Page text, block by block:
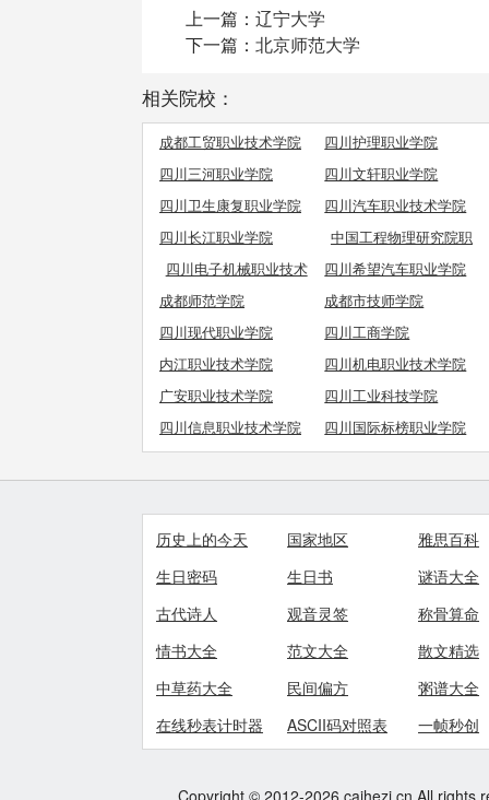
上一篇： 辽宁大学
下一篇： 北京师范大学
相关院校：
成都工贸职业技术学院
四川护理职业学院
四川三河职业学院
四川文轩职业学院
四川卫生康复职业学院
四川汽车职业技术学院
四川长江职业学院
中国工程物理研究院职
工工学院
四川电子机械职业技术
学院
四川希望汽车职业学院
成都师范学院
成都市技师学院
四川现代职业学院
四川工商学院
内江职业技术学院
四川机电职业技术学院
广安职业技术学院
四川工业科技学院
四川信息职业技术学院
四川国际标榜职业学院
历史上的今天 国家地区
雅思百科
生日密码
生日书
谜语大全
古代诗人
观音灵签
称骨算命
情书大全
范文大全
散文精选
中草药大全
民间偏方
粥谱大全
在线秒表计时器
ASCII码对照表 一帧秒创
Copyright © 2012-2026 caihezi.cn All rights